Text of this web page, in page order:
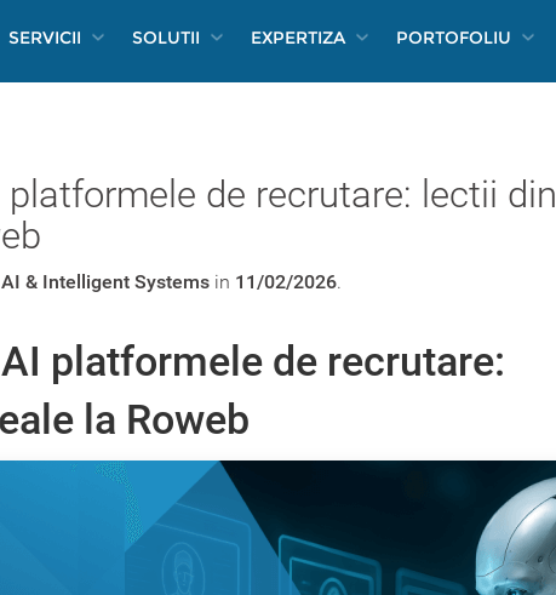
SERVICII SOLUTII EXPERTIZA PORTOFOLIU
de recrutare: lectii din
AI & Intelligent Systems in 11/02/2026.
platformele de recrutare:
la Roweb